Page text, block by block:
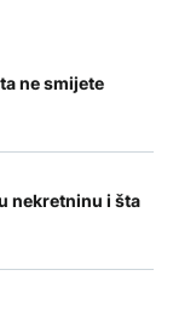
ne smijete
nekretninu i šta